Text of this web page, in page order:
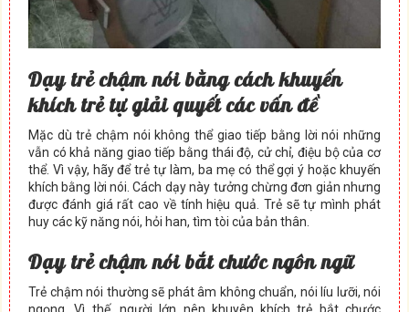
Dạy trẻ chậm nói bằng cách khuyến
khích trẻ tự giải quyết các vấn đề
Mặc dù trẻ chậm nói không thể giao tiếp bằng lời nói những
vẫn có khả năng giao tiếp bằng thái độ, cử chỉ, điệu bộ của cơ
thể. Vì vậy, hãy để trẻ tự làm, ba mẹ có thể gợi ý hoặc khuyến
khích bằng lời nói. Cách dạy này tưởng chừng đơn giản nhưng
được đánh giá rất cao về tính hiệu quả. Trẻ sẽ tự mình phát
huy các kỹ năng nói, hỏi han, tìm tòi của bản thân.
Dạy trẻ chậm nói bắt chước ngôn ngữ
Trẻ chậm nói thường sẽ phát âm không chuẩn, nói líu lưỡi, nói
ngọng. Vì thế, người lớn nên khuyên khích trẻ bắt chước